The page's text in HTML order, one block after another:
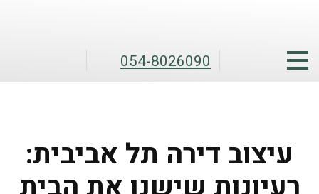
054-8026090
עיצוב דירה תל אביבית: